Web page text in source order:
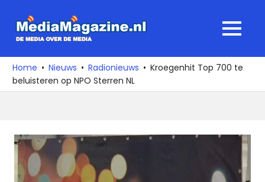
naar
media
over
de
MENU
Home Nieuws Radionieuws
Kroegenhit Top 700 te
beluisteren op NPO Sterren NL